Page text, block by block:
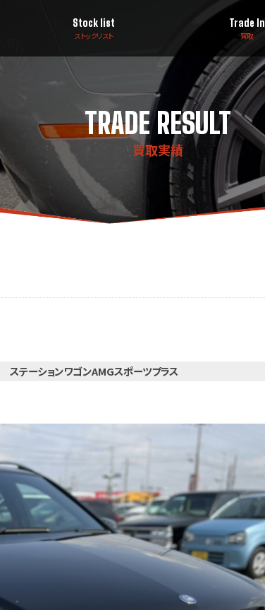
Stock list
ストックリスト
Trade In
買取
TRADE RESULT
買取実績
テーションワゴンAMGスポーツプラス